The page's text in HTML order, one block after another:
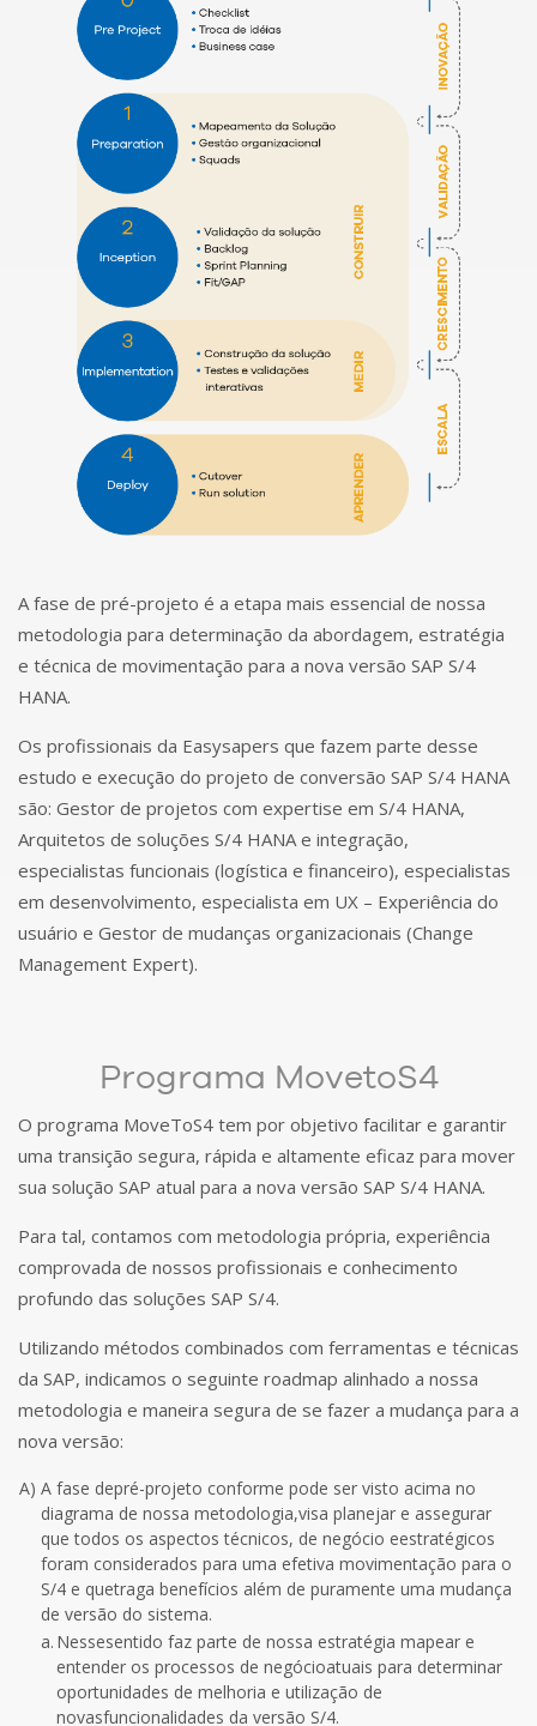
A fase de pré-projeto é a etapa mais essencial de nossa
metodologia para determinação da abordagem, estratégia
e técnica de movimentação para a nova versão SAP S/4
HANA.
Os profissionais da Easysapers que fazem parte desse
estudo e execução do projeto de conversão SAP S/4 HANA
são: Gestor de projetos com expertise em S/4 HANA,
Arquitetos de soluções S/4 HANA e integração,
especialistas funcionais (logística e financeiro), especialistas
em desenvolvimento, especialista em UX – Experiência do
usuário e Gestor de mudanças organizacionais (Change
Management Expert).
Programa MovetoS4
O programa MoveToS4 tem por objetivo facilitar e garantir
uma transição segura, rápida e altamente eficaz para mover
sua solução SAP atual para a nova versão SAP S/4 HANA.
Para tal, contamos com metodologia própria, experiência
comprovada de nossos profissionais e conhecimento
profundo das soluções SAP S/4.
Utilizando métodos combinados com ferramentas e técnicas
da SAP, indicamos o seguinte roadmap alinhado a nossa
metodologia e maneira segura de se fazer a mudança para a
nova versão:
A) A fase depré-projeto conforme pode ser visto acima no
diagrama de nossa metodologia,visa planejar e assegurar
que todos os aspectos técnicos, de negócio eestratégicos
foram considerados para uma efetiva movimentação para o
S/4 e quetraga benefícios além de puramente uma mudança
de versão do sistema.
a. Nessesentido faz parte de nossa estratégia mapear e
entender os processos de negócioatuais para determinar
oportunidades de melhoria e utilização de
novasfuncionalidades da versão S/4.